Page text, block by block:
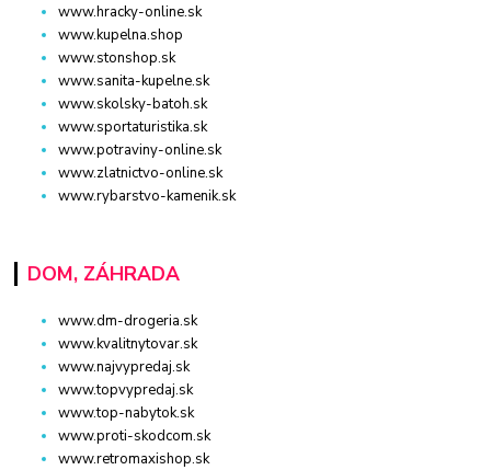
www.hracky-online.sk
www.kupelna.shop
www.stonshop.sk
www.sanita-kupelne.sk
www.skolsky-batoh.sk
www.sportaturistika.sk
www.potraviny-online.sk
www.zlatnictvo-online.sk
www.rybarstvo-kamenik.sk
DOM, ZÁHRADA
www.dm-drogeria.sk
www.kvalitnytovar.sk
www.najvypredaj.sk
www.topvypredaj.sk
www.top-nabytok.sk
www.proti-skodcom.sk
www.retromaxishop.sk